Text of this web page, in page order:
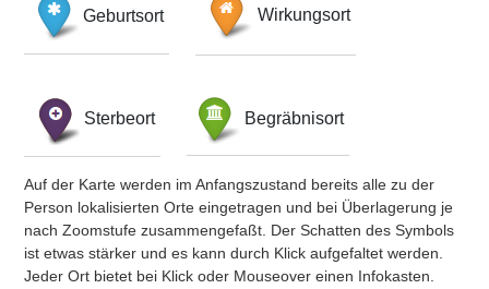
Geburtsort Wirkungsort
Sterbeort Begräbnisort
Auf der Karte werden im Anfangszustand bereits alle zu der
Person lokalisierten Orte eingetragen und bei Überlagerung je
nach Zoomstufe zusammengefaßt. Der Schatten des Symbols
ist etwas stärker und es kann durch Klick aufgefaltet werden.
Jeder Ort bietet bei Klick oder Mouseover einen Infokasten.